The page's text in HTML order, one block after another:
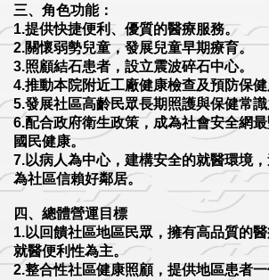
三、角色功能：
1.提供快捷便利、優質的醫療服務。
2.關懷弱勢兒童，發展兒童早期療育。
3.照顧結石患者，設立震波碎石中心。
4.推動本院附近工廠健康檢查及預防保健
5.發展社區高齡民眾長期照護與保健常識
6.配合政府衛生政策，成為社會安全網
國民健康。
7.以病人為中心，建構安全的就醫環境
為社區信賴好鄰居。
四、總體營運目標
1.以回饋社區地區民眾，擁有高品質的
就醫便利性為主。
2.整合性社區健康照顧，提供地區患者